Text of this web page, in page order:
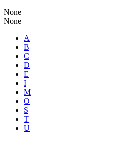
None
None
A
B
C
D
E
I
M
O
S
T
U